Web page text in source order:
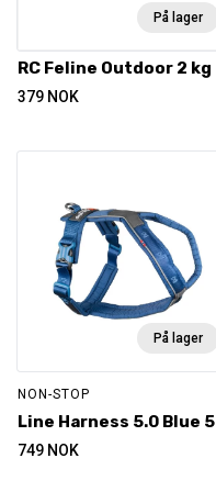
På lager
RC Feline Outdoor 2 kg
379 NOK
På lager
NON-STOP
Line Harness 5.0 Blue 5
749 NOK